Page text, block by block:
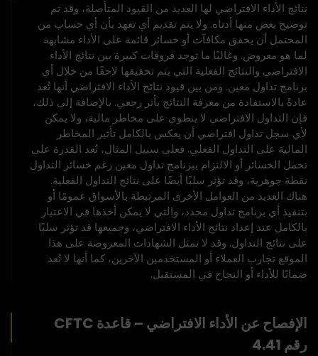
نتائج الأداء الافتراضي لها العديد من القيود المتأصلة، وقد تم
توضيح بعض منها أدناه. ولا يتم تقديم أي تعهد بأن أي حساب من
المحتمل أن يحقق مكافآت أو خسائر قائمة على الأداء مشابهة
لما هو معروض. وغالبًا ما توجد فروقات كبيرة بين نتائج الأداء
الافتراضي والنتائج الفعلية التي يتم تحقيقها لاحقًا من خلال أي
برنامج تداول معين. ومن بين قيود نتائج الأداء الافتراضي أنها تُعد
عادةً بالاستفادة من معرفة النتائج بأثر رجعي. بالإضافة إلى ذلك،
فإن التداول الافتراضي لا ينطوي على مخاطر مالية، ولا يمكن
لأي سجل تداول افتراضي أن يعكس بالكامل تأثير المخاطر
المالية على التداول الفعلي. فعلى سبيل المثال، تُعد القدرة على
تحمل الخسائر أو الالتزام ببرنامج تداول معين رغم خسائر التداول
نقطة جوهرية، وقد تؤثر سلبًا أيضًا على نتائج التداول الفعلية.
هناك العديد من العوامل الأخرى المرتبطة بالأسواق عمومًا أو
بتنفيذ أي برنامج تداول محدد، والتي لا يمكن أخذها في الاعتبار
بالكامل عند إعداد نتائج الأداء الافتراضي، وجميعها قد تؤثر سلبًا
على نتائج التداول. وقد لا تمثل الشهادات المعروضة على هذا
الموقع تجارب العملاء أو المستخدمين الآخرين، كما أنها لا تُعد
ضمانًا للأداء أو النجاح في المستقبل.
الإفصاح عن الأداء الافتراضي – قاعدة CFTC
رقم 4.41